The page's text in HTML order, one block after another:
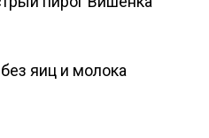
яиц и молока